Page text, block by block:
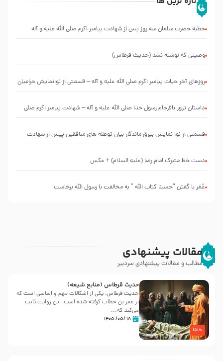
خطبه حضرت سلمان سه روز پس از شهادت پیامبر اکرم صلی الله علیه و آله
وصیتی که نوشته نشد (حدیث قرطاس)
روزهای آخر حیات پیامبر اکرم صلی الله علیه و آله – قسمتی از نوانمایش حرامیان
‌‌‌‌‌‌‌داستان ترور نافرجام رسول خدا صلی الله علیه و آله – شهادت پیامبر اکرم صلی
قسمتی از نوا نمایش بیرق ماندگار بیان توطئه های منافقین پیش از شهادت
دست خط متبرک امام رضا (علیه السلام) + عکس
عُمَر با گفتن “حسبنا كتاب اللّه ” به مخالفت با رسول اللّه برخاست
مقالات پیشنهادی
مطالب و مقالات پیشنهادی سردبیر
خلفا
حدیث قرطاس (منابع شیعه)
حدیث قرطاس، یکی از اشکالات مهم و اساسی است که
بر عمر بن خطاب گرفته شده است، این روایت ثابت
می‌کند که...
۱۸ /۰۵/ ۱۴۰۵